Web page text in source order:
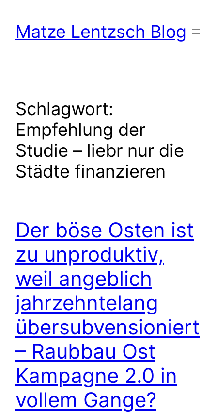
Inhalt
springen
Matze Lentzsch Blog
Schlagwort:
Empfehlung der
Studie – liebr nur die
Städte finanzieren
Der böse Osten ist
zu unproduktiv,
weil angeblich
jahrzehntelang
übersubvensioniert
– Raubbau Ost
Kampagne 2.0 in
vollem Gange?